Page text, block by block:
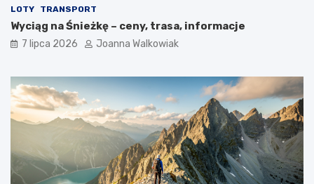
LOTY TRANSPORT
Wyciąg na Śnieżkę – ceny, trasa, informacje
7 lipca 2026 Joanna Walkowiak